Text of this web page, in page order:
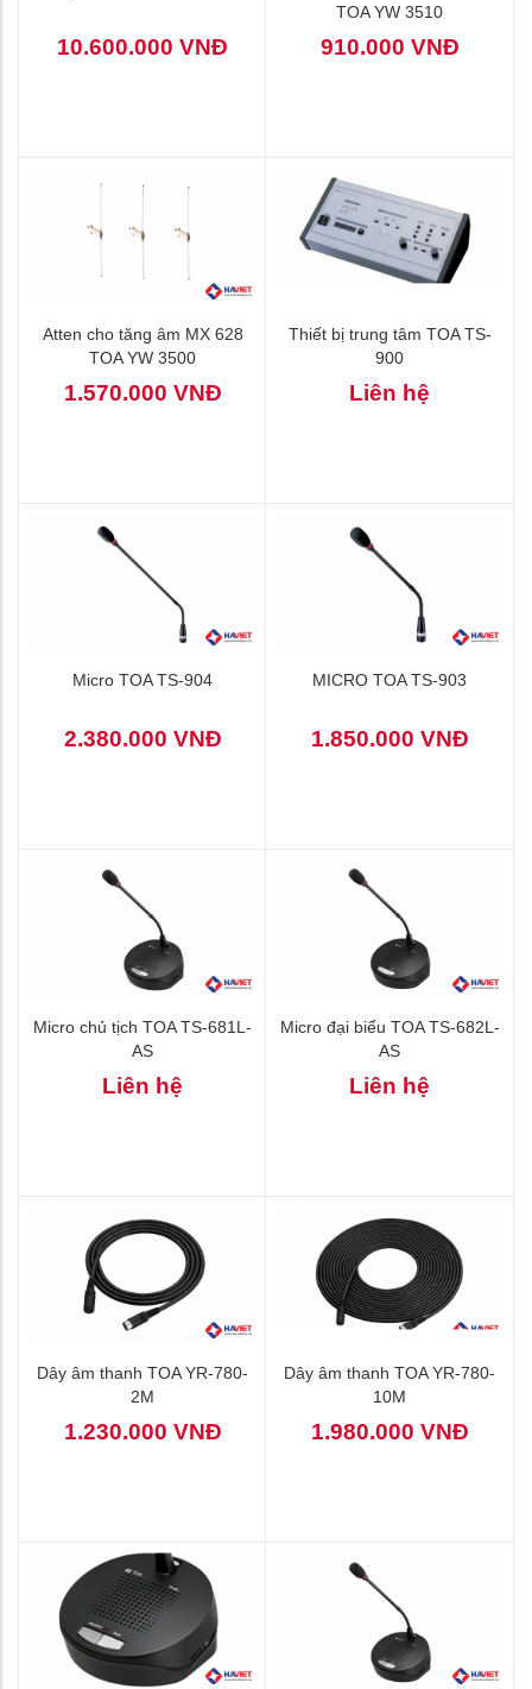
10.600.000 VNĐ
TOA YW 3510
910.000 VNĐ
Atten cho tăng âm MX 628
TOA YW 3500
1.570.000 VNĐ
Thiết bị trung tâm TOA TS-
900
Liên hệ
Micro TOA TS-904
2.380.000 VNĐ
MICRO TOA TS-903
1.850.000 VNĐ
Micro chủ tịch TOA TS-681L-
AS
Liên hệ
Micro đại biểu TOA TS-682L-
AS
Liên hệ
Dây âm thanh TOA YR-780-
2M
1.230.000 VNĐ
Dây âm thanh TOA YR-780-
10M
1.980.000 VNĐ